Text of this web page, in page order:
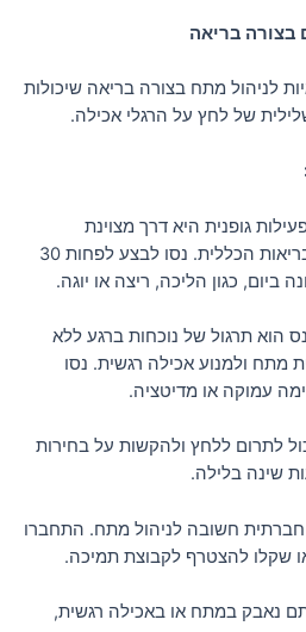
בצורה בריאה
לניהול מתח בצורה בריאה שיכולות
של לחץ על הרגלי אכילה.
גופנית היא דרך מצוינת
להפחית מתח ולשפר את הבריאות הכללית. נסו לבצע לפחות 30
ביום, כגון הליכה, ריצה או יוגה.
הוא תרגול של נוכחות ברגע ללא
מתח ולמנוע אכילה רגשית. נסו
עמוקה או מדיטציה.
לתרום ללחץ ולהקשות על בחירות
חשובה לניהול מתח. התחברו
שקלו להצטרף לקבוצת תמיכה.
נאבק במתח או באכילה רגשית,